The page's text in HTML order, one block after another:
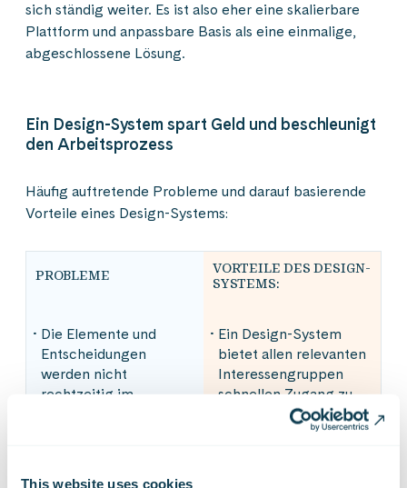
This website uses cookies
sich ständig weiter. Es ist also eher eine skalierbare
Plattform und anpassbare Basis als eine einmalige,
abgeschlossene Lösung.
Ein Design-System spart Geld und beschleunigt
den Arbeitsprozess
Häufig auftretende Probleme und darauf basierende
Vorteile eines Design-Systems:
PROBLEME
VORTEILE DES DESIGN-
SYSTEMS:
Die Elemente und
Entscheidungen
werden nicht
rechtzeitig im
Ein Design-System
bietet allen relevanten
Interessengruppen
schnellen Zugang zu
den neuesten